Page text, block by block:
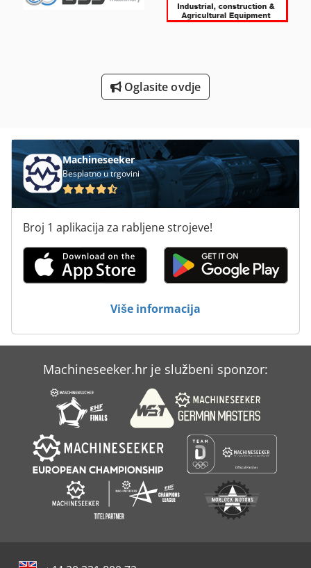
Uređaji Za Hlađenje
Za Hlađenje Ventila
Oglasite ovdje
Machineseeker
Besplatno u trgovini
Broj 1 aplikacija za rabljene strojeve!
Više informacija
Machineseeker.hr je službeni sponzor: